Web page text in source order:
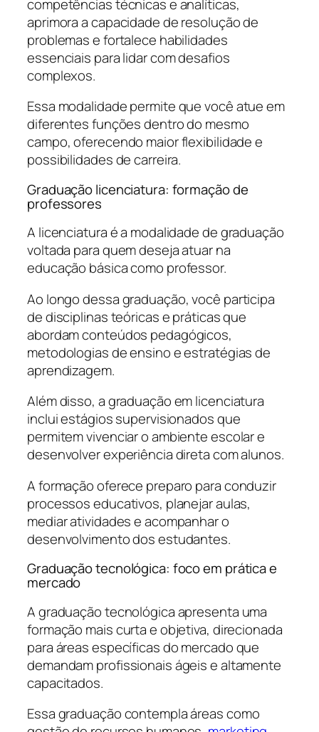
competências técnicas e analíticas,
aprimora a capacidade de resolução de
problemas e fortalece habilidades
essenciais para lidar com desafios
complexos.
Essa modalidade permite que você atue em
diferentes funções dentro do mesmo
campo, oferecendo maior flexibilidade e
possibilidades de carreira.
Graduação licenciatura: formação de
professores
A licenciatura é a modalidade de graduação
voltada para quem deseja atuar na
educação básica como professor.
Ao longo dessa graduação, você participa
de disciplinas teóricas e práticas que
abordam conteúdos pedagógicos,
metodologias de ensino e estratégias de
aprendizagem.
Além disso, a graduação em licenciatura
inclui estágios supervisionados que
permitem vivenciar o ambiente escolar e
desenvolver experiência direta com alunos.
A formação oferece preparo para conduzir
processos educativos, planejar aulas,
mediar atividades e acompanhar o
desenvolvimento dos estudantes.
Graduação tecnológica: foco em prática e
mercado
A graduação tecnológica apresenta uma
formação mais curta e objetiva, direcionada
para áreas específicas do mercado que
demandam profissionais ágeis e altamente
capacitados.
Essa graduação contempla áreas como